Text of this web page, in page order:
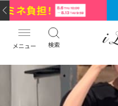
メニュー 検索